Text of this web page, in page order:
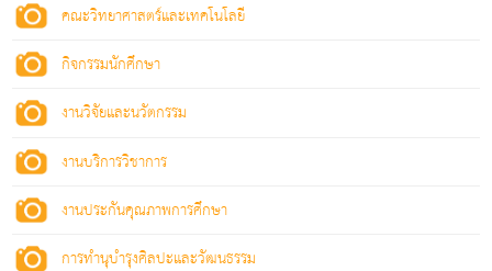
คณะวิทยาศาสตร์และเทคโนโลยี
กิจกรรมนักศึกษา
งานวิจัยและนวัตกรรม
งานบริการวิชาการ
งานประกันคุณภาพการศึกษา
การทำนุบำรุงศิลปะและวัฒนธรรม